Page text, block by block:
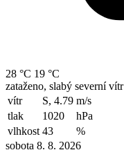
28 °C 19 °C
zataženo, slabý severní vítr
vítr
S, 4.79 m/s
tlak
1020
hPa
vlhkost 43
%
sobota 8. 8. 2026